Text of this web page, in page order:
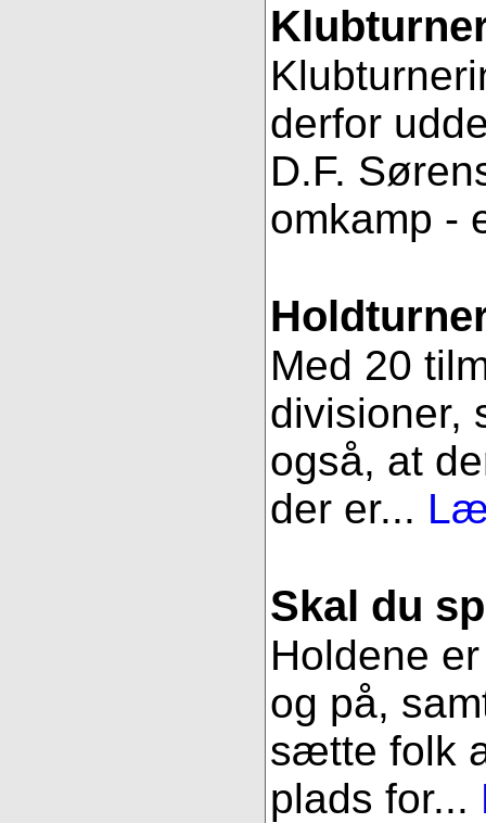
derfor
D.F.
omkamp -
Med 20
divisioner,
også, at
der er...
Skal du
Holdene
og på,
sætte folk
plads for...